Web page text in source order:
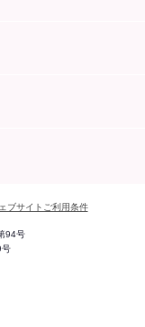
ブサイトご利用条件
94号